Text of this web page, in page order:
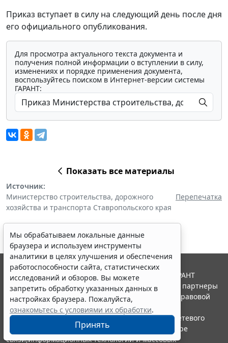
Приказ вступает в силу на следующий день после дня
его официального опубликования.
Для просмотра актуального текста документа и
получения полной информации о вступлении в силу,
изменениях и порядке применения документа,
воспользуйтесь поиском в Интернет-версии системы
ГАРАНТ:
Показать все материалы
Источник:
Министерство строительства, дорожного
хозяйства и транспорта Ставропольского края
Перепечатка
Мы обрабатываем локальные данные
браузера и используем инструменты
аналитики в целях улучшения и обеспечения
работоспособности сайта, статистических
исследований и обзоров. Вы можете
запретить обработку указанных данных в
настройках браузера. Пожалуйста,
ознакомьтесь с условиями их обработки.
Принять
© ООО "НПП "ГАРАНТ-СЕРВИС", 2026. Система ГАРАНТ
выпускается с 1990 года. Компания "Гарант" и ее партнеры
являются участниками Российской ассоциации правовой
информации ГАРАНТ.
Портал ГАРАНТ.РУ зарегистрирован в качестве сетевого
издания Федеральной службой по надзору в сфере
связи,информационных технологий и массовых